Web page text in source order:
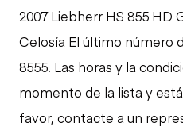
2007 Liebherr HS 855 HD
Celosía El último número
8555. Las horas y la
momento de la lista y
favor, contacte a un